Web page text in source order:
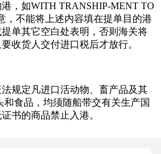
，如WITH TRANSHIP-MENT TO
，不能将上述内容填在提单目的港
单其它空白处表明，否则海关将
收货人交付进口税后才放行。
定凡进口活动物、畜产品及其
食品，均须随船带交有关生产国
书的商品禁止入港。